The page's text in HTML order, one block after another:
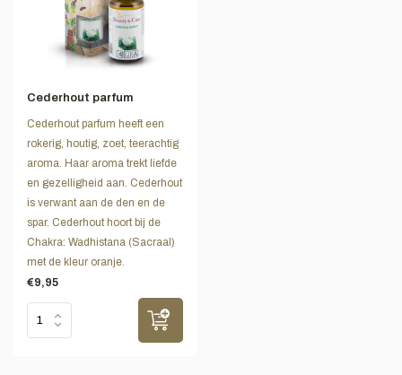
Cederhout parfum
Cederhout parfum heeft een
rokerig, houtig, zoet, teerachtig
aroma. Haar aroma trekt liefde
en gezelligheid aan. Cederhout
is verwant aan de den en de
spar. Cederhout hoort bij de
Chakra: Wadhistana (Sacraal)
met de kleur oranje.
€9,95